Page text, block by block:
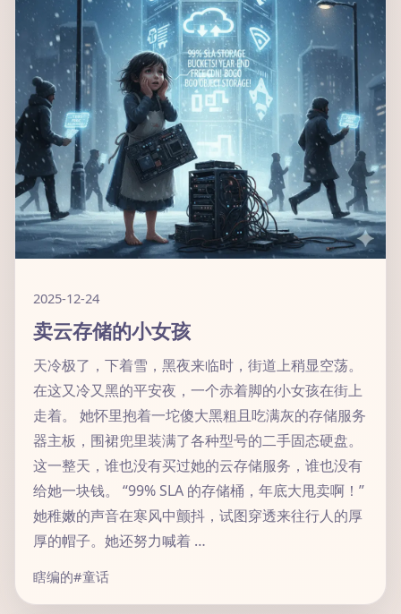
2025-12-24
卖云存储的小女孩
天冷极了，下着雪，黑夜来临时，街道上稍显空荡。
在这又冷又黑的平安夜，一个赤着脚的小女孩在街上
走着。 她怀里抱着一坨傻大黑粗且吃满灰的存储服务
器主板，围裙兜里装满了各种型号的二手固态硬盘。
这一整天，谁也没有买过她的云存储服务，谁也没有
给她一块钱。 “99% SLA 的存储桶，年底大甩卖啊！”
她稚嫩的声音在寒风中颤抖，试图穿透来往行人的厚
厚的帽子。她还努力喊着 …
瞎编的#童话